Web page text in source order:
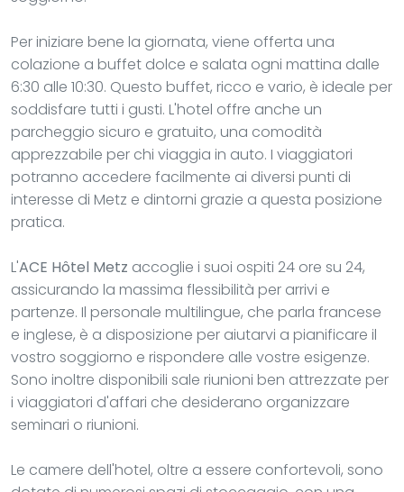
Per iniziare bene la giornata, viene offerta una
colazione a buffet dolce e salata ogni mattina dalle
6:30 alle 10:30. Questo buffet, ricco e vario, è ideale per
soddisfare tutti i gusti. L'hotel offre anche un
parcheggio sicuro e gratuito, una comodità
apprezzabile per chi viaggia in auto. I viaggiatori
potranno accedere facilmente ai diversi punti di
interesse di Metz e dintorni grazie a questa posizione
pratica.
L'ACE Hôtel Metz accoglie i suoi ospiti 24 ore su 24,
assicurando la massima flessibilità per arrivi e
partenze. Il personale multilingue, che parla francese
e inglese, è a disposizione per aiutarvi a pianificare il
vostro soggiorno e rispondere alle vostre esigenze.
Sono inoltre disponibili sale riunioni ben attrezzate per
i viaggiatori d'affari che desiderano organizzare
seminari o riunioni.
Le camere dell'hotel, oltre a essere confortevoli, sono